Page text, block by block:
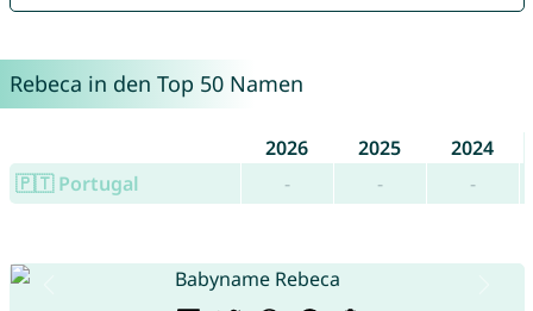
Rebeca in den Top 50 Namen
2026 2025
2024
🇵🇹 Portugal
- - -